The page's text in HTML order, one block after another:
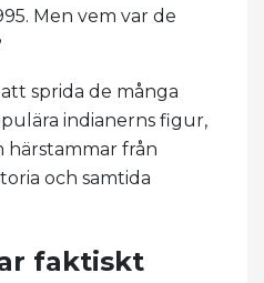
Men vem var de
sprida de många
indianerns figur,
härstammar från
och samtida
faktiskt